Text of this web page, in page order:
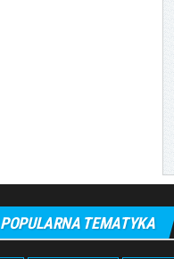
POPULARNA TEMATYKA